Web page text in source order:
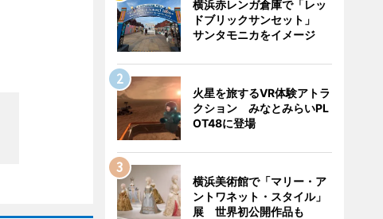
横浜赤レンガ倉庫で「レッ
ドブリックサンセット」
サンタモニカをイメージ
火星を旅するVR体験アトラ
クション みなとみらいPL
OT48に登場
横浜美術館で「マリー・ア
ントワネット・スタイル」
展 世界初公開作品も